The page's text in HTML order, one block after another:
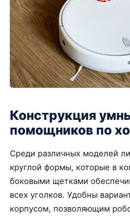
Конструкция
помощников по
Среди различных моделей
круглой формы, которые в
боковыми щетками
всех уголков. Удобны
корпусом, позволяющим